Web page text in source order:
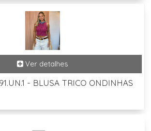
- BLUSA TRICO ONDINHAS